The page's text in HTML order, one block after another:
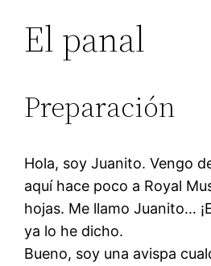
El panal
Preparación
Hola, soy Juanito. Vengo
aquí hace poco a Royal
hojas. Me llamo Juanito…
ya lo he dicho.
Bueno, soy una avispa